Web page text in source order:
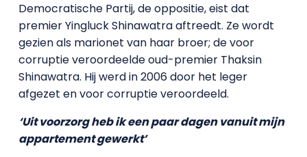
Democratische Partij, de oppositie, eist dat
premier Yingluck Shinawatra aftreedt. Ze wordt
gezien als marionet van haar broer; de voor
corruptie veroordeelde oud-premier Thaksin
Shinawatra. Hij werd in 2006 door het leger
afgezet en voor corruptie veroordeeld.
‘Uit voorzorg heb ik een paar dagen vanuit mijn
appartement gewerkt’